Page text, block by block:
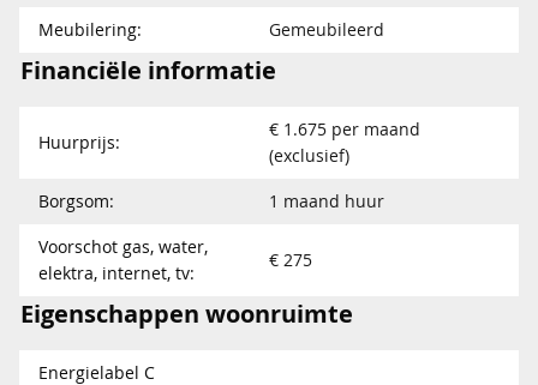
Meubilering:
Gemeubileerd
Financiële informatie
Huurprijs:
€ 1.675 per maand
(exclusief)
Borgsom:
1 maand huur
Voorschot gas, water,
elektra, internet, tv:
€ 275
Eigenschappen woonruimte
Energielabel C